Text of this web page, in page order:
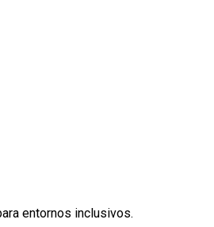
entornos inclusivos.